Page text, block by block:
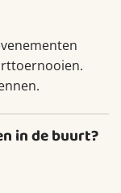
in de buurt?